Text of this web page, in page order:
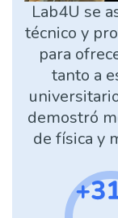
Lab4U se
técnico y
para
tanto a
demostró
de física y